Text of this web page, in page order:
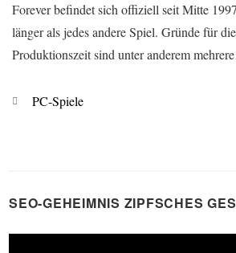
Forever befindet sich offiziell seit Mitte
länger als jedes andere Spiel. Gründe für
Produktionszeit sind unter anderem
Kategorien
PC-Spiele
SEO-GEHEIMNIS ZIPFSCHES